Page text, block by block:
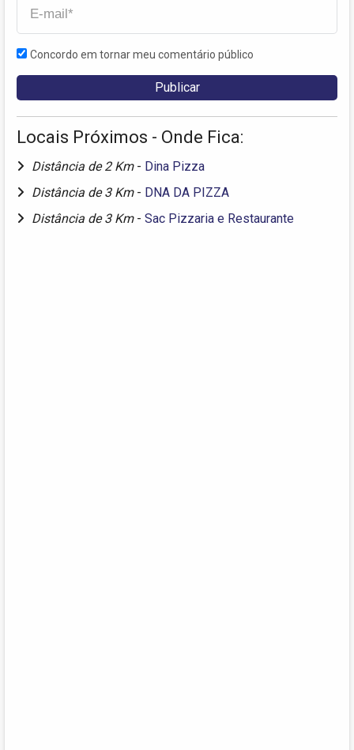
Concordo em tornar meu comentário público
Locais Próximos - Onde Fica:
Distância de 2 Km - Dina Pizza
Distância de 3 Km - DNA DA PIZZA
Distância de 3 Km - Sac Pizzaria e Restaurante